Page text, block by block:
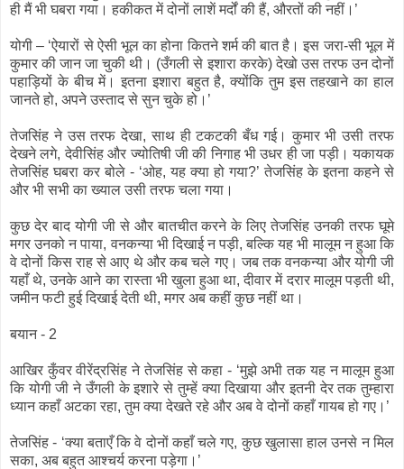
ही मैं भी घबरा गया। हकीकत में दोनों लाशें मर्दों की हैं, औरतों की नहीं।’
योगी – ‘ऐयारों से ऐसी भूल का होना कितने शर्म की बात है। इस जरा-सी भूल में
कुमार की जान जा चुकी थी। (उँगली से इशारा करके) देखो उस तरफ उन दोनों
पहाड़ियों के बीच में। इतना इशारा बहुत है, क्योंकि तुम इस तहखाने का हाल
जानते हो, अपने उस्ताद से सुन चुके हो।’
तेजसिंह ने उस तरफ देखा, साथ ही टकटकी बँध गई। कुमार भी उसी तरफ
देखने लगे, देवीसिंह और ज्योतिषी जी की निगाह भी उधर ही जा पड़ी। यकायक
तेजसिंह घबरा कर बोले - ‘ओह, यह क्या हो गया?’ तेजसिंह के इतना कहने से
और भी सभी का ख्याल उसी तरफ चला गया।
कुछ देर बाद योगी जी से और बातचीत करने के लिए तेजसिंह उनकी तरफ घूमे
मगर उनको न पाया, वनकन्या भी दिखाई न पड़ी, बल्कि यह भी मालूम न हुआ कि
वे दोनों किस राह से आए थे और कब चले गए। जब तक वनकन्या और योगी जी
यहाँ थे, उनके आने का रास्ता भी खुला हुआ था, दीवार में दरार मालूम पड़ती थी,
जमीन फटी हुई दिखाई देती थी, मगर अब कहीं कुछ नहीं था।
बयान - 2
आखिर कुँवर वीरेंद्रसिंह ने तेजसिंह से कहा - ‘मुझे अभी तक यह न मालूम हुआ
कि योगी जी ने उँगली के इशारे से तुम्हें क्या दिखाया और इतनी देर तक तुम्हारा
ध्यान कहाँ अटका रहा, तुम क्या देखते रहे और अब वे दोनों कहाँ गायब हो गए।’
तेजसिंह - ‘क्या बताएँ कि वे दोनों कहाँ चले गए, कुछ खुलासा हाल उनसे न मिल
सका, अब बहुत आश्चर्य करना पड़ेगा।’